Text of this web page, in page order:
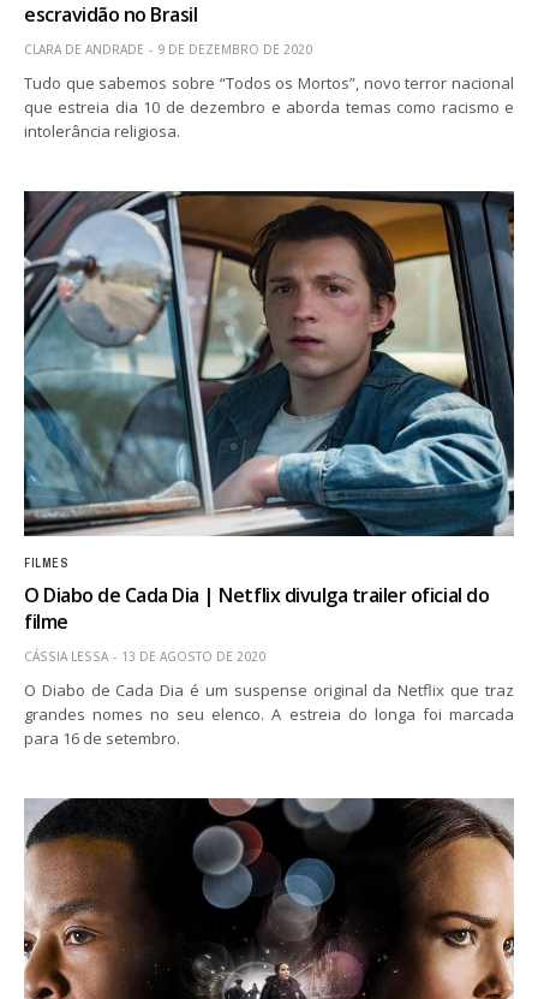
escravidão no Brasil
CLARA DE ANDRADE 9 DE DEZEMBRO DE 2020
Tudo que sabemos sobre “Todos os Mortos”, novo terror nacional
que estreia dia 10 de dezembro e aborda temas como racismo e
intolerância religiosa.
FILMES
O Diabo de Cada Dia | Netflix divulga trailer oficial do
filme
CÁSSIA LESSA 13 DE AGOSTO DE 2020
O Diabo de Cada Dia é um suspense original da Netflix que traz
grandes nomes no seu elenco. A estreia do longa foi marcada
para 16 de setembro.